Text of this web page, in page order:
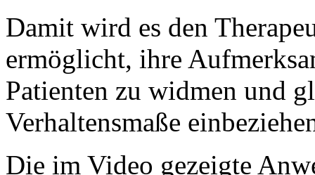
Damit wird es den
ermöglicht, ihre
Patienten zu widmen und
Verhaltensmaße
Die im Video gezeigte